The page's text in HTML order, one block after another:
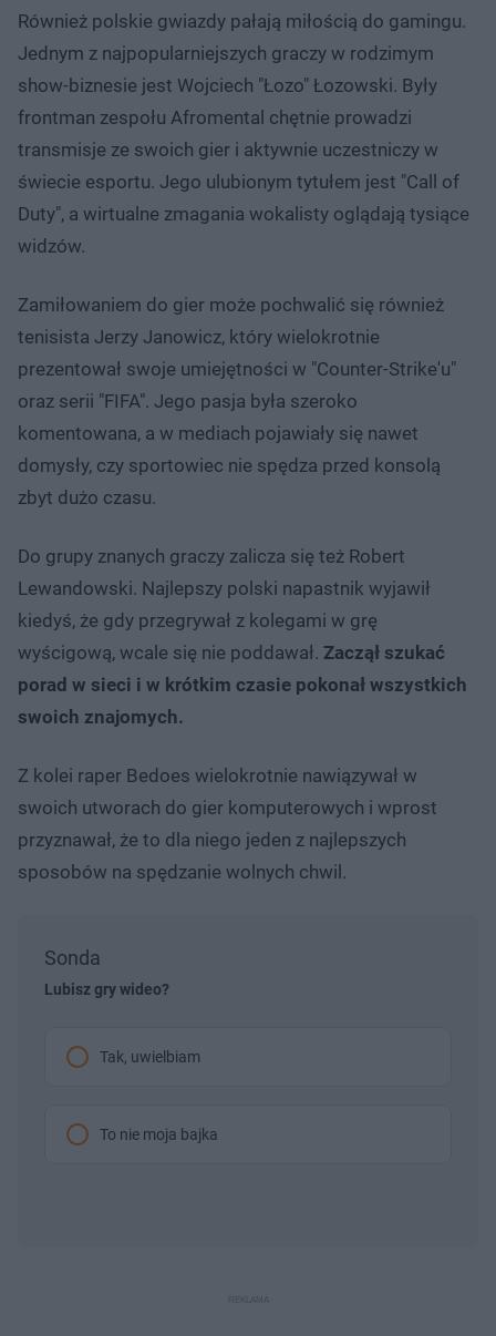
Również polskie gwiazdy pałają miłością do gamingu.
Jednym z najpopularniejszych graczy w rodzimym
show-biznesie jest Wojciech "Łozo" Łozowski. Były
frontman zespołu Afromental chętnie prowadzi
transmisje ze swoich gier i aktywnie uczestniczy w
świecie esportu. Jego ulubionym tytułem jest "Call of
Duty", a wirtualne zmagania wokalisty oglądają tysiące
widzów.
Zamiłowaniem do gier może pochwalić się również
tenisista Jerzy Janowicz, który wielokrotnie
prezentował swoje umiejętności w "Counter-Strike'u"
oraz serii "FIFA". Jego pasja była szeroko
komentowana, a w mediach pojawiały się nawet
domysły, czy sportowiec nie spędza przed konsolą
zbyt dużo czasu.
Do grupy znanych graczy zalicza się też Robert
Lewandowski. Najlepszy polski napastnik wyjawił
kiedyś, że gdy przegrywał z kolegami w grę
wyścigową, wcale się nie poddawał. Zaczął szukać
porad w sieci i w krótkim czasie pokonał wszystkich
swoich znajomych.
Z kolei raper Bedoes wielokrotnie nawiązywał w
swoich utworach do gier komputerowych i wprost
przyznawał, że to dla niego jeden z najlepszych
sposobów na spędzanie wolnych chwil.
Sonda
Lubisz gry wideo?
Tak, uwielbiam
To nie moja bajka